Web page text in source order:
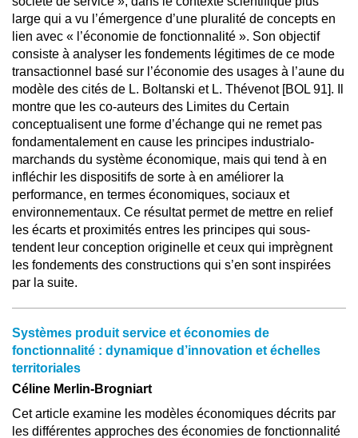
large qui a vu l’émergence d’une pluralité de concepts en
lien avec « l’économie de fonctionnalité ». Son objectif
consiste à analyser les fondements légitimes de ce mode
transactionnel basé sur l’économie des usages à l’aune du
modèle des cités de L. Boltanski et L. Thévenot [BOL 91]. Il
montre que les co-auteurs des Limites du Certain
conceptualisent une forme d’échange qui ne remet pas
fondamentalement en cause les principes industrialo-
marchands du système économique, mais qui tend à en
infléchir les dispositifs de sorte à en améliorer la
performance, en termes économiques, sociaux et
environnementaux. Ce résultat permet de mettre en relief
les écarts et proximités entres les principes qui sous-
tendent leur conception originelle et ceux qui imprègnent
les fondements des constructions qui s’en sont inspirées
par la suite.
Systèmes produit service et économies de
fonctionnalité : dynamique d’innovation et échelles
territoriales
Céline Merlin-Brogniart
Cet article examine les modèles économiques décrits par
les différentes approches des économies de fonctionnalité